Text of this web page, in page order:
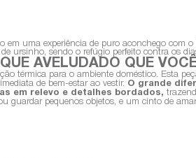
em uma experiência de puro aconchego
ursinho, sendo o refúgio perfeito contra os
AVELUDADO QUE
térmica para o ambiente doméstico. Esta
de bem-estar ao vestir. O grande
em relevo e detalhes bordados,
guardar pequenos objetos, e um cinto de